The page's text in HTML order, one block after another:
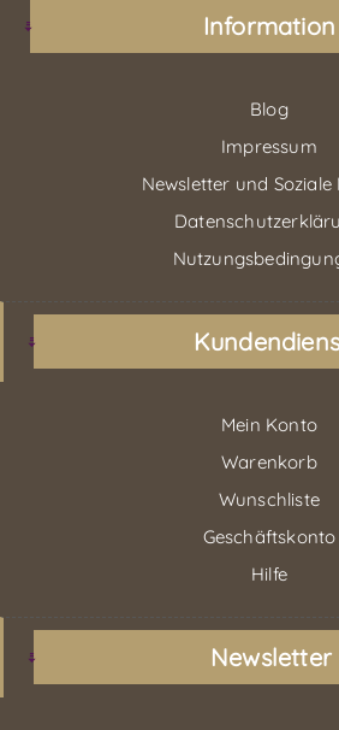
Information
Blog
Impressum
Newsletter und Soziale
Mein Konto
Warenkorb
Wunschliste
Geschäftskonto
Hilfe
Newsletter